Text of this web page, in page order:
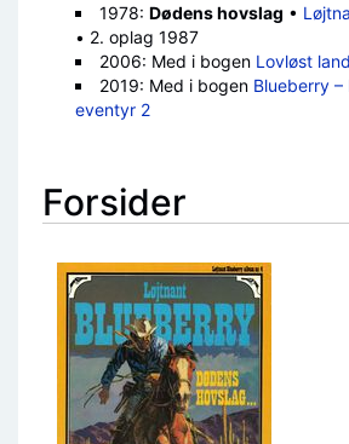
1978: Dødens hovslag •
• 2. oplag 1987
2006: Med i bogen Lovløst land
2019: Med i bogen Blueberry –
eventyr 2
Forsider